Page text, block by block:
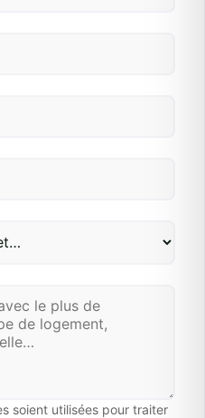
soient utilisées pour traiter